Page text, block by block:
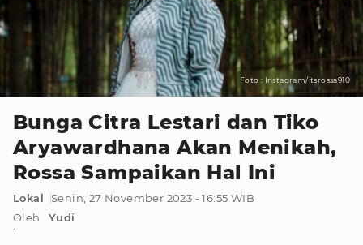
Foto : Instagram/itsrossa910
Bunga Citra Lestari dan Tiko
Aryawardhana Akan Menikah,
Rossa Sampaikan Hal Ini
Lokal
Senin, 27 November 2023 - 16:55 WIB
Oleh
:
Yudi